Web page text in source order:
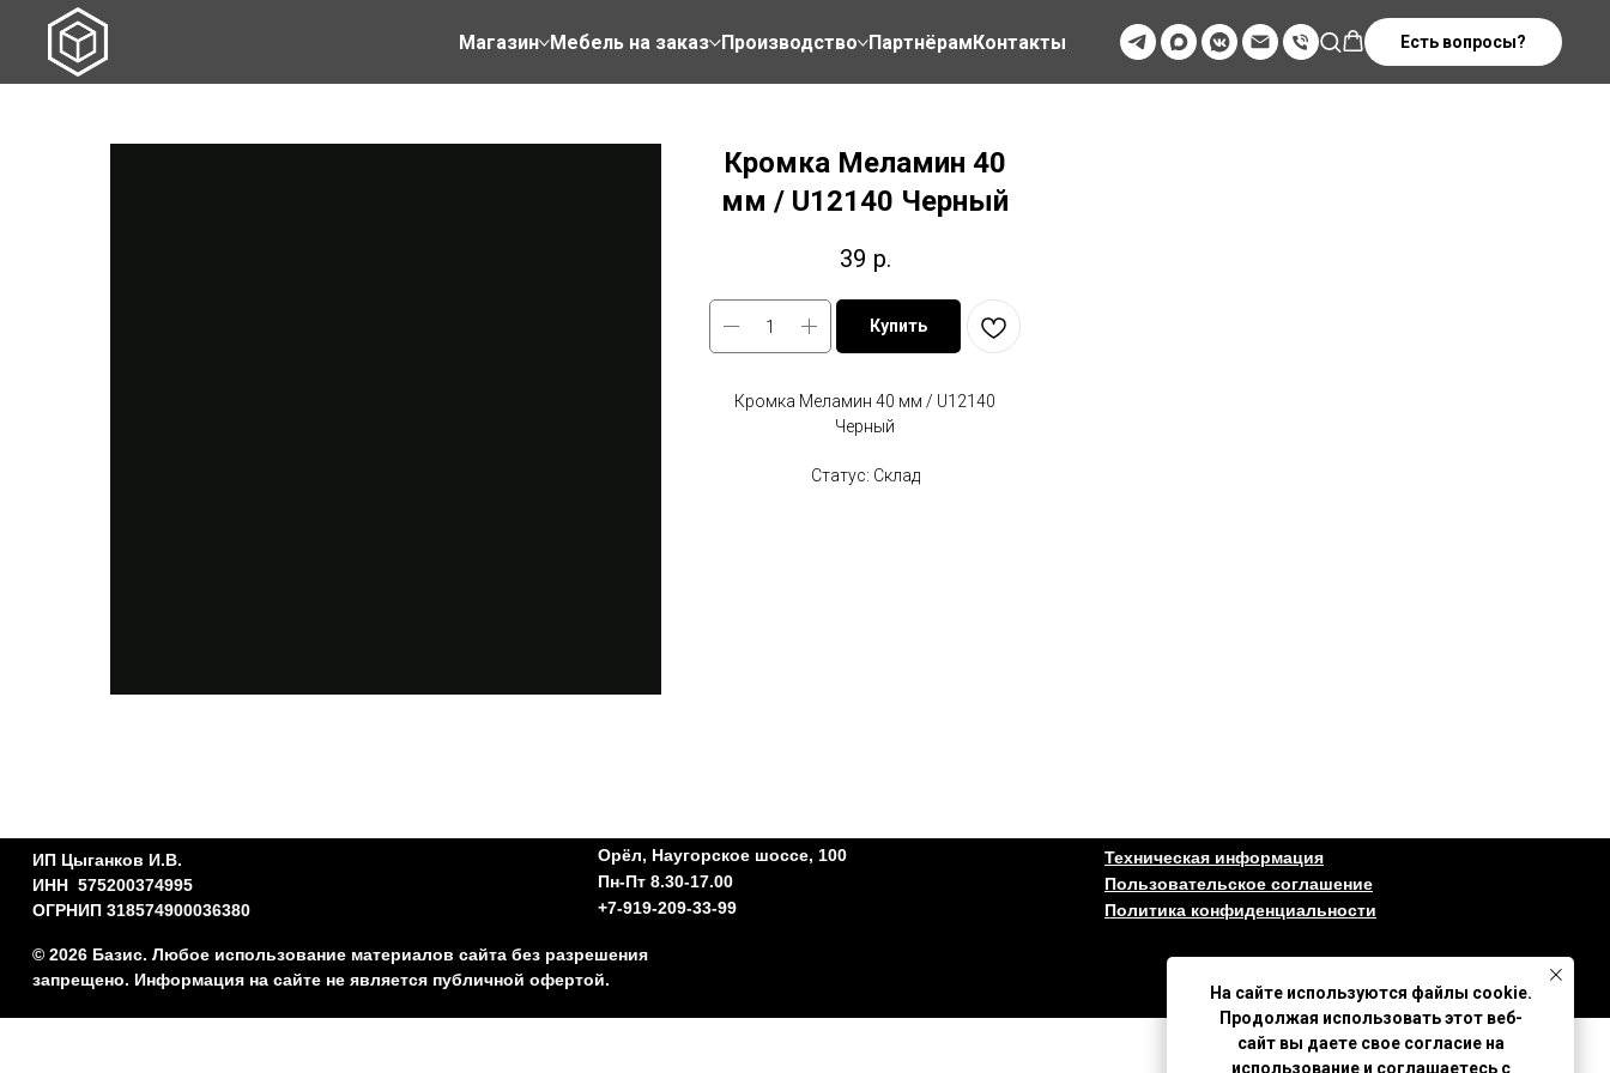
Магазин Мебель на заказ Производство ПартнёрамКонтакты Есть вопросы?
Кромка Меламин 40
мм / U12140 Черный
39 р.
Купить
Кромка Меламин 40 мм / U12140
Черный
Статус: Склад
На сайте используются файлы cookie.
Продолжая использовать этот веб-
сайт вы даете свое согласие на
использование и соглашаетесь с
Политика конфиденциальности
Пользовательское соглашение
ИП Цыганков И.В.
ИНН 575200374995
ОГРНИП 318574900036380
© 2026 Базис. Любое использование материалов сайта без разрешения
запрещено. Информация на сайте не является публичной офертой.
Орёл, Наугорское шоссе, 100
Пн-Пт 8.30-17.00
+7-919-209-33-99
Техническая информация